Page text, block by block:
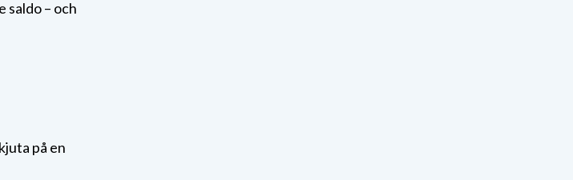
saldo – och
på en